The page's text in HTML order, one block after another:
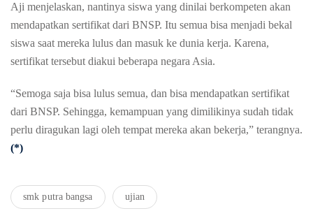
Aji menjelaskan, nantinya siswa yang dinilai berkompeten akan
mendapatkan sertifikat dari BNSP. Itu semua bisa menjadi bekal
siswa saat mereka lulus dan masuk ke dunia kerja. Karena,
sertifikat tersebut diakui beberapa negara Asia.
“Semoga saja bisa lulus semua, dan bisa mendapatkan sertifikat
dari BNSP. Sehingga, kemampuan yang dimilikinya sudah tidak
perlu diragukan lagi oleh tempat mereka akan bekerja,” terangnya.
(*)
smk putra bangsa ujian